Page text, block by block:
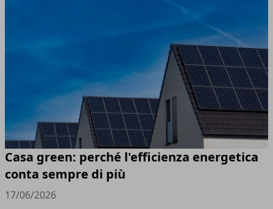
Casa green: perché l'efficienza energetica
conta sempre di più
17/06/2026